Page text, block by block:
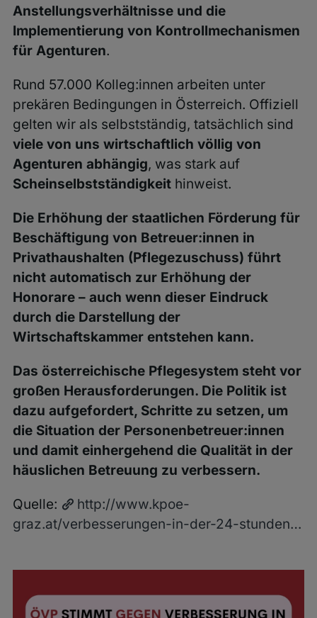
Anstellungsverhältnisse und die
Implementierung von Kontrollmechanismen
für Agenturen.
Rund 57.000 Kolleg:innen arbeiten unter
prekären Bedingungen in Österreich. Offiziell
gelten wir als selbstständig, tatsächlich sind
viele von uns wirtschaftlich völlig von
Agenturen abhängig, was stark auf
Scheinselbstständigkeithinweist.
Die Erhöhung der staatlichen Förderung für
Beschäftigung von Betreuer:innen in
Privathaushalten (Pflegezuschuss) führt
nicht automatisch zur Erhöhung der
Honorare – auch wenn dieser Eindruck
durch die Darstellung der
Wirtschaftskammer entstehen kann.
Das österreichische Pflegesystem steht vor
großen Herausforderungen. Die Politik ist
dazu aufgefordert, Schritte zu setzen, um
die Situation der Personenbetreuer:innen
und damit einhergehend die Qualität in der
häuslichen Betreuung zu verbessern.
Quelle:
http://www.kpoe-
graz.at/verbesserungen-in-der-24-stunden…